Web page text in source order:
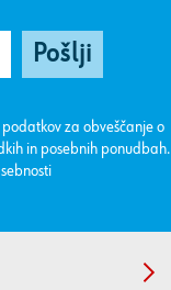
za obveščanje o
in posebnih ponudbah.